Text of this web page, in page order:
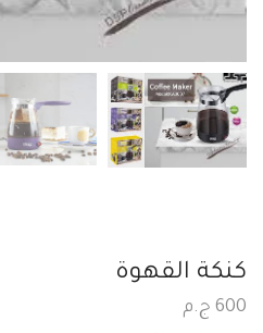
كنكة القهوة
600 ج.م